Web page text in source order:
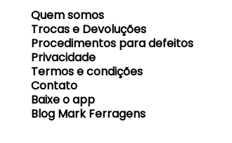
- Indicado para portas de: Vidro
Indicado para:
- Vidro
Conteúdo da Embalagem:
Quem somos
Trocas e Devoluções
Procedimentos para defeitos
Privacidade
Termos e condições
Contato
Baixe o app
Blog Mark Ferragens